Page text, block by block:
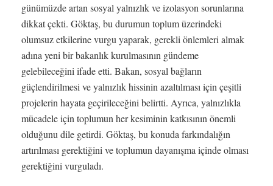
günümüzde artan sosyal yalnızlık ve izolasyon sorunlarına
dikkat çekti. Göktaş, bu durumun toplum üzerindeki
olumsuz etkilerine vurgu yaparak, gerekli önlemleri almak
adına yeni bir bakanlık kurulmasının gündeme
gelebileceğini ifade etti. Bakan, sosyal bağların
güçlendirilmesi ve yalnızlık hissinin azaltılması için çeşitli
projelerin hayata geçirileceğini belirtti. Ayrıca, yalnızlıkla
mücadele için toplumun her kesiminin katkısının önemli
olduğunu dile getirdi. Göktaş, bu konuda farkındalığın
artırılması gerektiğini ve toplumun dayanışma içinde olması
gerektiğini vurguladı.